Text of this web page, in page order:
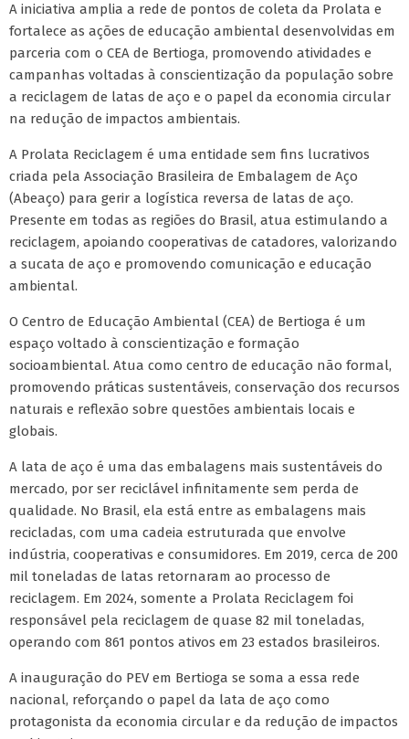
A iniciativa amplia a rede de pontos de coleta da Prolata e
fortalece as ações de educação ambiental desenvolvidas em
parceria com o CEA de Bertioga, promovendo atividades e
campanhas voltadas à conscientização da população sobre
a reciclagem de latas de aço e o papel da economia circular
na redução de impactos ambientais.
A Prolata Reciclagem é uma entidade sem fins lucrativos
criada pela Associação Brasileira de Embalagem de Aço
(Abeaço) para gerir a logística reversa de latas de aço.
Presente em todas as regiões do Brasil, atua estimulando a
reciclagem, apoiando cooperativas de catadores, valorizando
a sucata de aço e promovendo comunicação e educação
ambiental.
O Centro de Educação Ambiental (CEA) de Bertioga é um
espaço voltado à conscientização e formação
socioambiental. Atua como centro de educação não formal,
promovendo práticas sustentáveis, conservação dos recursos
naturais e reflexão sobre questões ambientais locais e
globais.
A lata de aço é uma das embalagens mais sustentáveis do
mercado, por ser reciclável infinitamente sem perda de
qualidade. No Brasil, ela está entre as embalagens mais
recicladas, com uma cadeia estruturada que envolve
indústria, cooperativas e consumidores. Em 2019, cerca de 200
mil toneladas de latas retornaram ao processo de
reciclagem. Em 2024, somente a Prolata Reciclagem foi
responsável pela reciclagem de quase 82 mil toneladas,
operando com 861 pontos ativos em 23 estados brasileiros.
A inauguração do PEV em Bertioga se soma a essa rede
nacional, reforçando o papel da lata de aço como
protagonista da economia circular e da redução de impactos